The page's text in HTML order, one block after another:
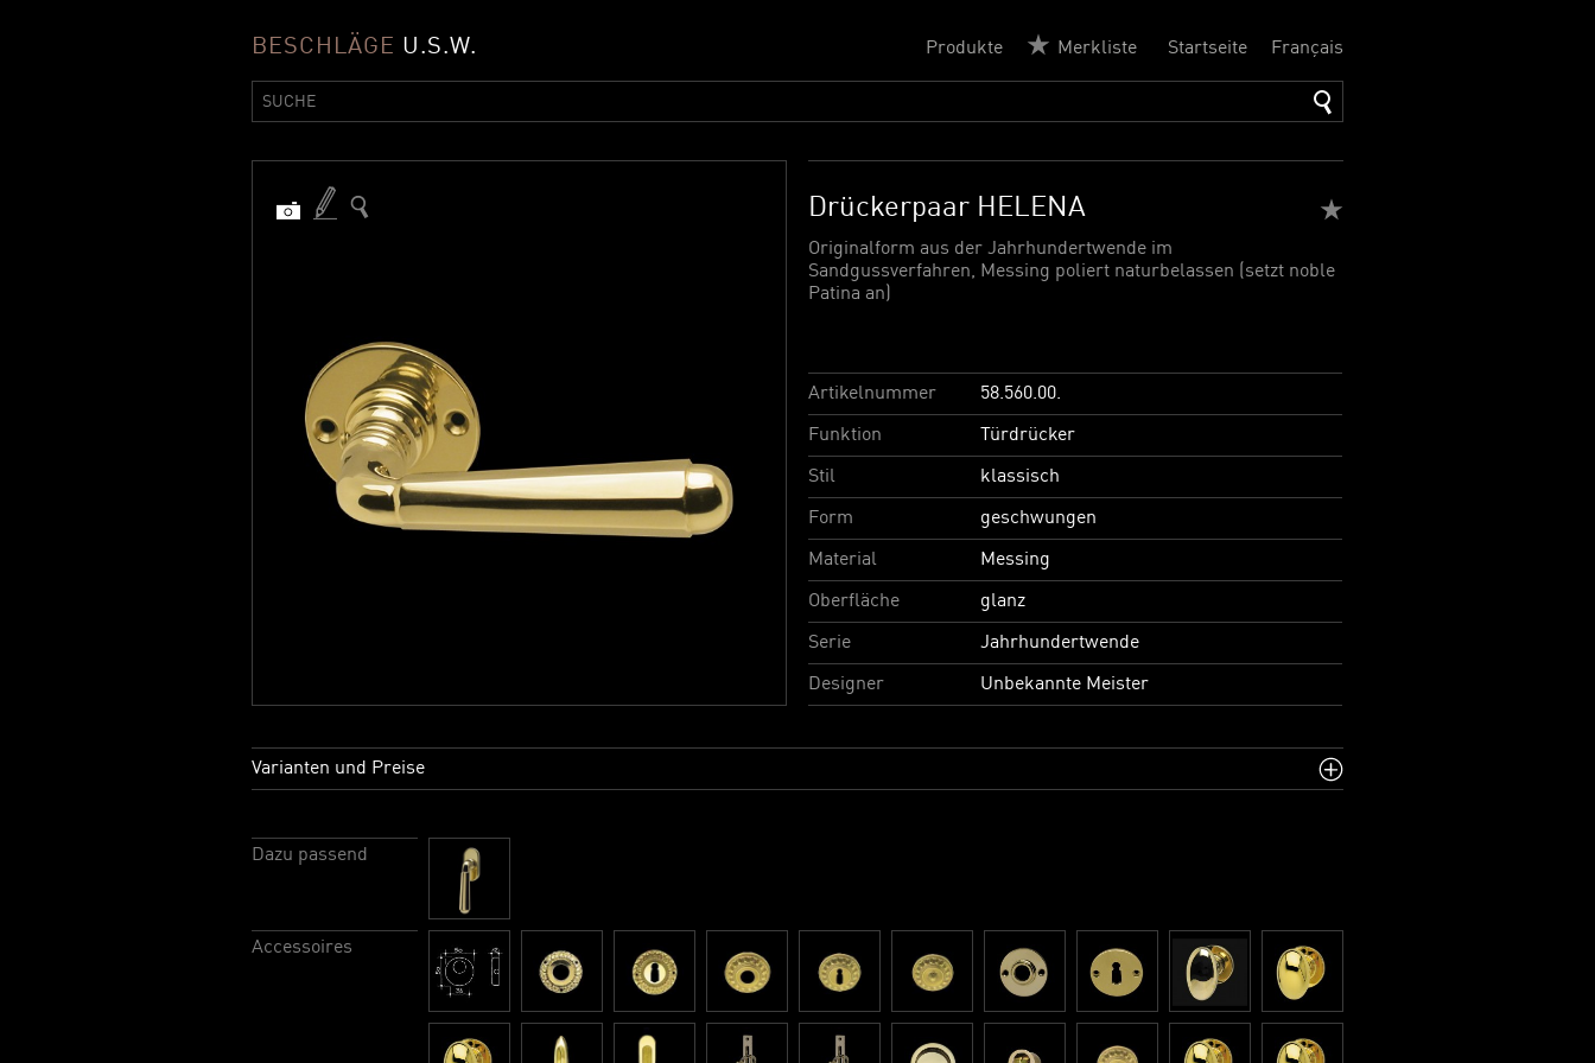
Français
Startseite
Merkliste
Produkte
BESCHLÄGE U.S.W.
Drückerpaar HELENA
Originalform aus der Jahrhundertwende im
Sandgussverfahren, Messing poliert naturbelassen (setzt noble
Patina an)
Artikelnummer 58.560.00.
Funktion Türdrücker
Stil klassisch
Form geschwungen
Material Messing
Oberfläche glanz
Serie Jahrhundertwende
Designer Unbekannte Meister
Varianten und Preise
Dazu passend
Accessoires